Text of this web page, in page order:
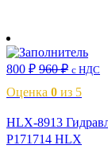
800 ₽ 960₽ с НДС
Оценка 0 из 5
HLX-8913
P171714 HLX